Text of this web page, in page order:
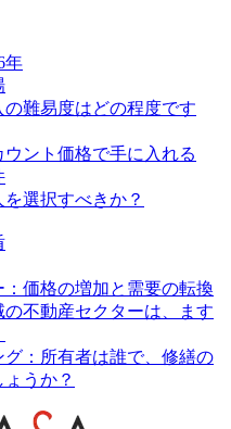
年
難易度はどの程度です
ント価格で手に入れる
選択すべきか？
価格の増加と需要の転換
不動産セクターは、ます
：所有者は誰で、修繕の
うか？